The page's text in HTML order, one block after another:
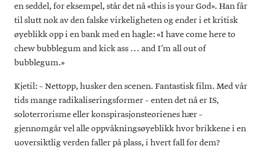
en seddel, for eksempel, står det nå «this is your God». Han får
til slutt nok av den falske virkeligheten og ender i et kritisk
øyeblikk opp i en bank med en hagle: «I have come here to
chew bubblegum and kick ass … and I’m all out of
bubblegum.»
Kjetil: – Nettopp, husker den scenen. Fantastisk film. Med vår
tids mange radikaliseringsformer – enten det nå er IS,
soloterrorisme eller konspirasjonsteorienes hær –
gjennomgår vel alle oppvåkningsøyeblikk hvor brikkene i en
uoversiktlig verden faller på plass, i hvert fall for dem?